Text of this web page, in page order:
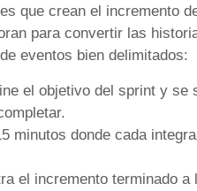
que crean el incremento
para convertir las
eventos bien delimitados:
el objetivo del sprint y se
minutos donde cada
el incremento terminado